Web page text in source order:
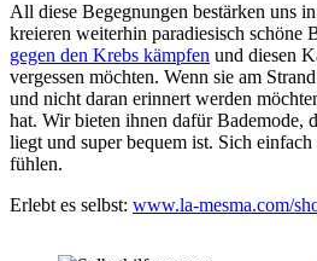
All diese Begegnungen bestärken uns
kreieren weiterhin paradiesisch schöne
gegen den Krebs kämpfen und diesen
vergessen möchten. Wenn sie am
und nicht daran erinnert werden
hat. Wir bieten ihnen dafür Bademode,
liegt und super bequem ist. Sich
fühlen.
Erlebt es selbst: www.la-mesma.com/